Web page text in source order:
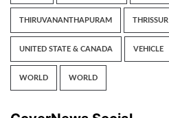
THIRUVANANTHAPURAM THRISSUR
UNITED STATE & CANADA VEHICLE
WORLD WORLD